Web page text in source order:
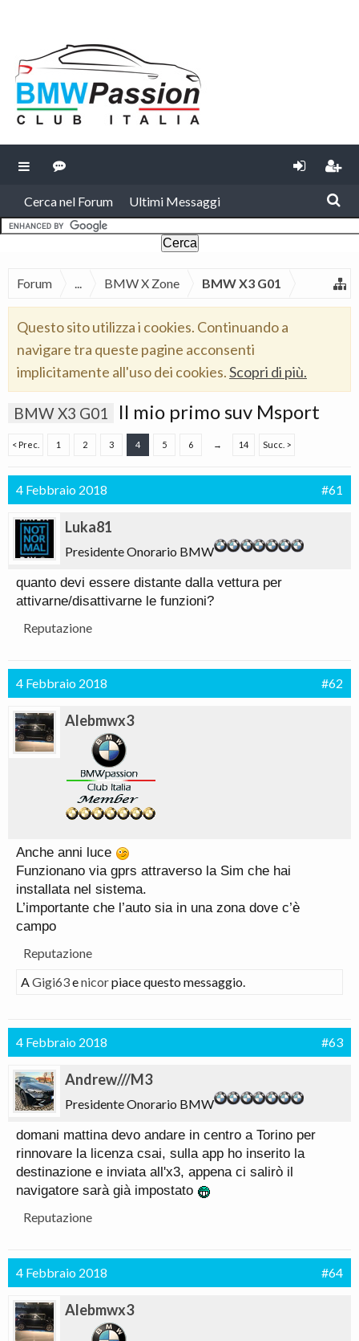
Cerca nel Forum Ultimi Messaggi
Forum ... BMW X Zone BMW X3 G01
Questo sito utilizza i cookies. Continuando a
navigare tra queste pagine acconsenti
implicitamente all'uso dei cookies.Scopri di più.
BMW X3 G01 Il mio primo suv Msport
< Prec. 1 2 3 4 5 6 → 14 Succ. >
4 Febbraio 2018 #61
Luka81
Presidente Onorario BMW
quanto devi essere distante dalla vettura per
attivarne/disattivarne le funzioni?
Reputazione
4 Febbraio 2018 #62
Alebmwx3
Anche anni luce
Funzionano via gprs attraverso la Sim che hai
installata nel sistema.
L’importante che l’auto sia in una zona dove c’è
campo
Reputazione
AGigi63enicorpiace questo messaggio.
4 Febbraio 2018 #63
Andrew///M3
Presidente Onorario BMW
domani mattina devo andare in centro a Torino per
rinnovare la licenza csai, sulla app ho inserito la
destinazione e inviata all'x3, appena ci salirò il
navigatore sarà già impostato
Reputazione
4 Febbraio 2018 #64
Alebmwx3